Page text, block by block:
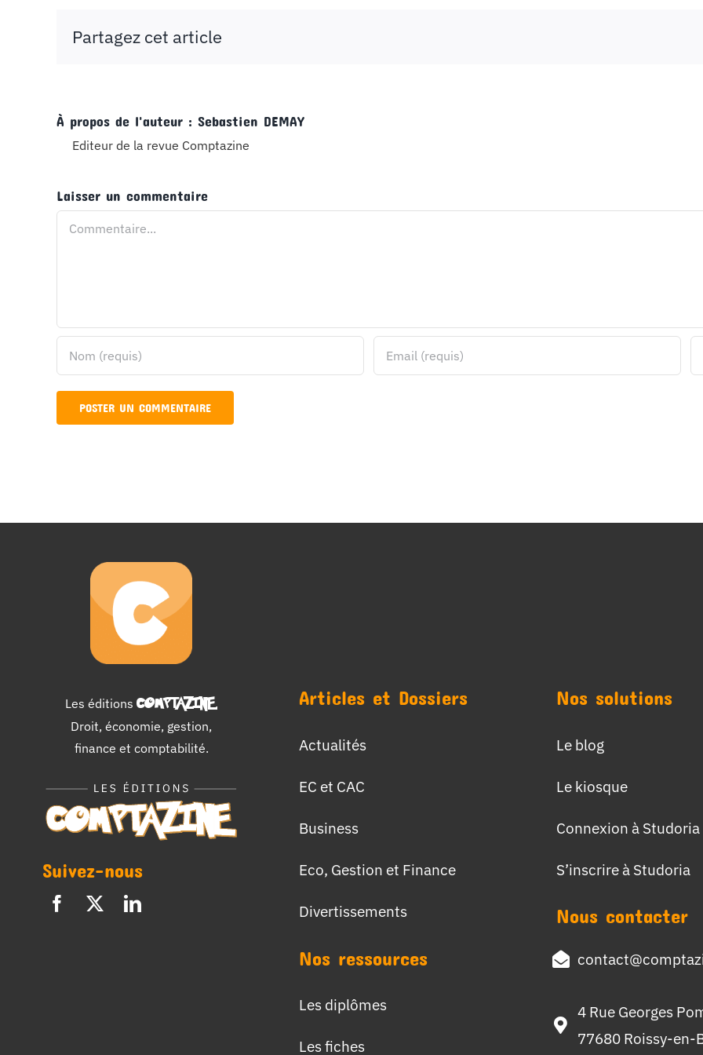
Partagez cet article
À propos de l'auteur : Sebastien DEMAY
Editeur de la revue Comptazine
Laisser un commentaire
Commentaire
Les éditions COMPTAZINE.
Droit, économie, gestion,
finance et comptabilité.
Suivez-nous
Articles et Dossiers
Actualités
EC et CAC
Business
Eco, Gestion et Finance
Divertissements
Nos ressources
Les diplômes
Les fiches
Nos solutions
Le blog
Le kiosque
Connexion à Studoria
S’inscrire à Studoria
Nous contacter
4 Rue Georges
77680 Roissy-en-